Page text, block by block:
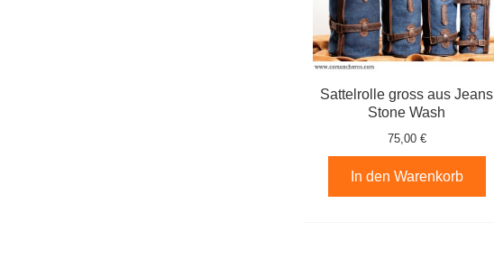
Sattelrolle gross aus Jeans
Stone Wash
75,00 €
In den Warenkorb